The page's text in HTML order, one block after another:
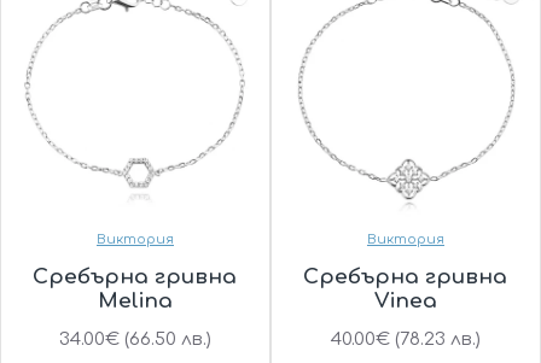
Виктория
Сребърна гривна
Melina
34.00€ (66.50 лв.)
Виктория
Сребърна гривна
Vinea
40.00€ (78.23 лв.)